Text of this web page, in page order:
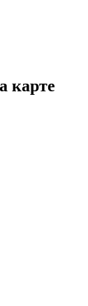
карте